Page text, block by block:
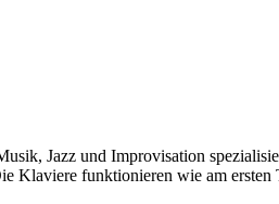
Jazz und Improvisation
Klaviere funktionieren wie am